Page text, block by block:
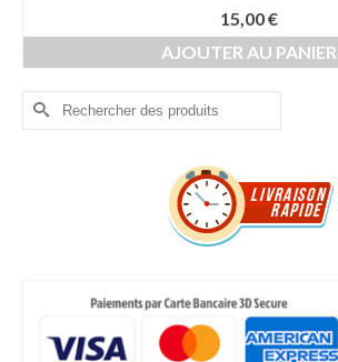
15,00€
AJOUTER AU PANIER
Rechercher :